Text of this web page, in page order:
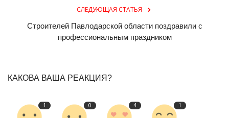
СЛЕДУЮЩАЯ СТАТЬЯ
Строителей Павлодарской области поздравили с
профессиональным праздником
КАКОВА ВАША РЕАКЦИЯ?
1 0 4 1